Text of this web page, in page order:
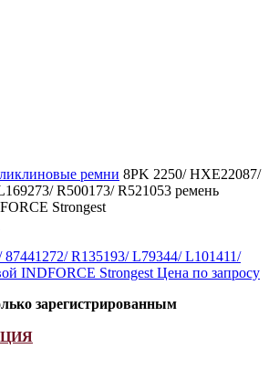
ремни 8PK 2250/ HXE22087/
R500173/ R521053 ремень
Strongest
87441272/ R135193/ L79344/ L101411/
INDFORCE Strongest Цена по запросу
зарегистрированным